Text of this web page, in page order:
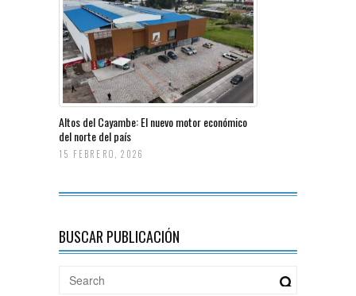
Altos del Cayambe: El nuevo motor económico
del norte del país
15 FEBRERO, 2026
BUSCAR PUBLICACIÓN